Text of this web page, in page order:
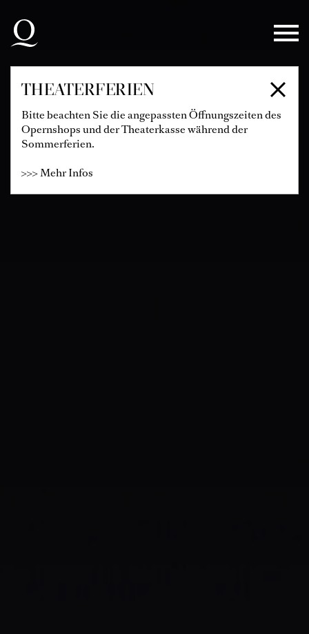
Zur Hauptnavigation springen
Zum Hauptinhalt springen
Zum Footer springen
THEATERFERIEN
Bitte beachten Sie die angepassten Öffnungszeiten des
Opernshops und der Theaterkasse während der
Sommerferien.
>>> Mehr Infos